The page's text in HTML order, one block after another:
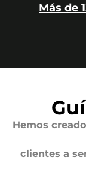
Más de
Hemos
clientes a